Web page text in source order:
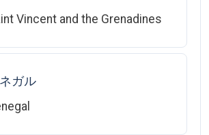
Vincent and the Grenadines
ガル